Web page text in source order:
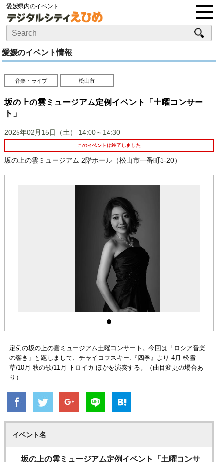
愛媛県内のイベント
愛媛のイベント情報
音楽・ライブ 松山市
坂の上の雲ミュージアム定例イベント「土曜コンサー
ト」
2025年02月15日（土） 14:00～14:30
このイベントは終了しました
坂の上の雲ミュージアム 2階ホール（松山市一番町3-20）
定例の坂の上の雲ミュージアム土曜コンサート。今回は「ロシア音楽
の響き」と題しまして、チャイコフスキー:『四季』より 4月 松雪
草/10月 秋の歌/11月 トロイカ ほかを演奏する。（曲目変更の場合あ
り）
イベント名
坂の上の雲ミュージアム定例イベント「土曜コンサ